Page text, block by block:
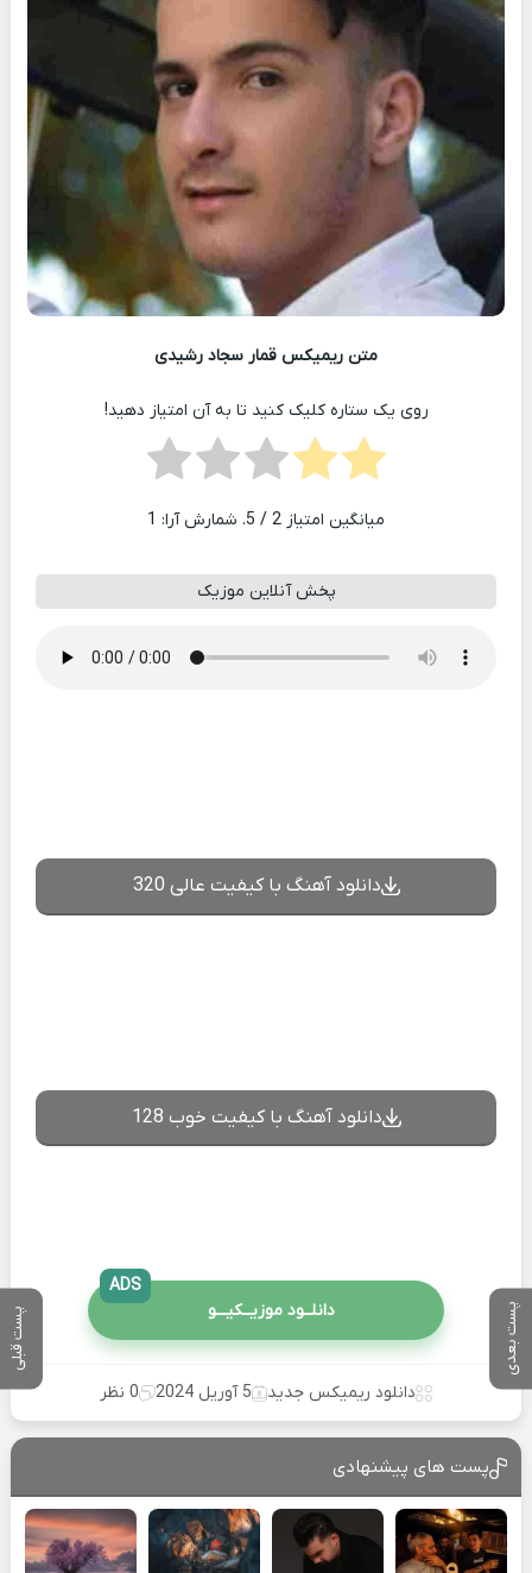
پست بعدی پست قبلی
متن ریمیکس قمار سجاد رشیدی
روی یک ستاره کلیک کنید تا به آن امتیاز دهید!
میانگین امتیاز 2 / 5. شمارش آرا: 1
پخش آنلاین موزیک
دانلود آهنگ با کیفیت عالی 320
دانلود آهنگ با کیفیت خوب 128
دانلــود موزیــکیـــو
ADS
دانلود ریمیکس جدید 5 آوریل 2024 0 نظر
پست های پیشنهادی